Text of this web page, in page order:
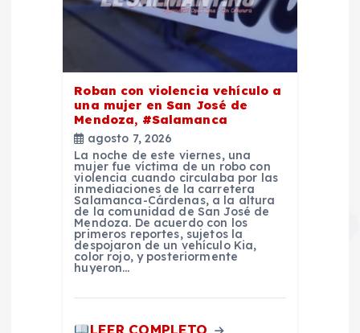
Roban con violencia vehículo a
una mujer en San José de
Mendoza, #Salamanca
agosto 7, 2026
La noche de este viernes, una
mujer fue víctima de un robo con
violencia cuando circulaba por las
inmediaciones de la carretera
Salamanca-Cárdenas, a la altura
de la comunidad de San José de
Mendoza. De acuerdo con los
primeros reportes, sujetos la
despojaron de un vehículo Kia,
color rojo, y posteriormente
huyeron…